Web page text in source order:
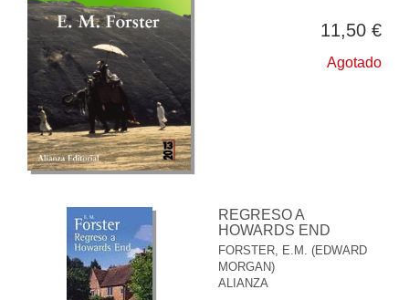
11,50 €
Agotado
REGRESO A
HOWARDS END
FORSTER, E.M. (EDWARD
MORGAN)
ALIANZA